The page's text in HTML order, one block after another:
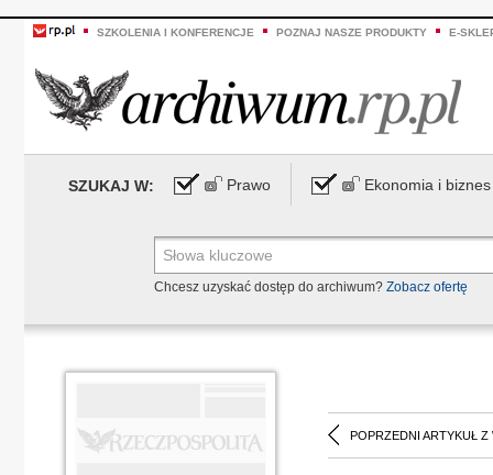
SZKOLENIA I KONFERENCJE POZNAJ NASZE PRODUKTY E-
SZUKAJ W: Prawo Ekonomia i biznes
Chcesz uzyskać dostęp do archiwum? Zobacz ofertę
POPRZEDNI ARTYKUŁ Z